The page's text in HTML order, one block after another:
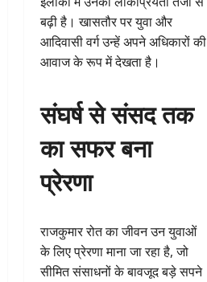
बढ़ी है। खासतौर पर युवा और
आदिवासी वर्ग उन्हें अपने अधिकारों की
आवाज के रूप में देखता है।
संघर्ष से संसद तक
का सफर बना
प्रेरणा
राजकुमार रोत का जीवन उन युवाओं
के लिए प्रेरणा माना जा रहा है, जो
सीमित संसाधनों के बावजूद बड़े सपने